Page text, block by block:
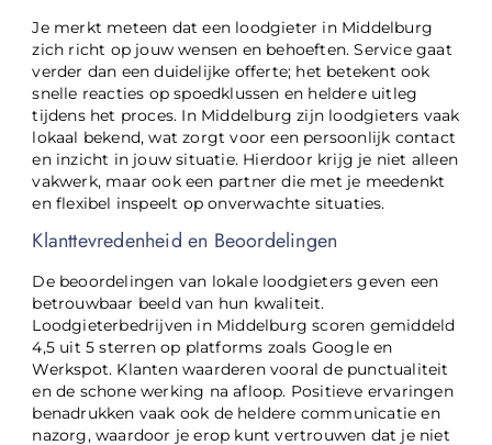
Je merkt meteen dat een loodgieter in Middelburg
zich richt op jouw wensen en behoeften. Service gaat
verder dan een duidelijke offerte; het betekent ook
snelle reacties op spoedklussen en heldere uitleg
tijdens het proces. In Middelburg zijn loodgieters vaak
lokaal bekend, wat zorgt voor een persoonlijk contact
en inzicht in jouw situatie. Hierdoor krijg je niet alleen
vakwerk, maar ook een partner die met je meedenkt
en flexibel inspeelt op onverwachte situaties.
Klanttevredenheid en Beoordelingen
De beoordelingen van lokale loodgieters geven een
betrouwbaar beeld van hun kwaliteit.
Loodgieterbedrijven in Middelburg scoren gemiddeld
4,5 uit 5 sterren op platforms zoals Google en
Werkspot. Klanten waarderen vooral de punctualiteit
en de schone werking na afloop. Positieve ervaringen
benadrukken vaak ook de heldere communicatie en
nazorg, waardoor je erop kunt vertrouwen dat je niet